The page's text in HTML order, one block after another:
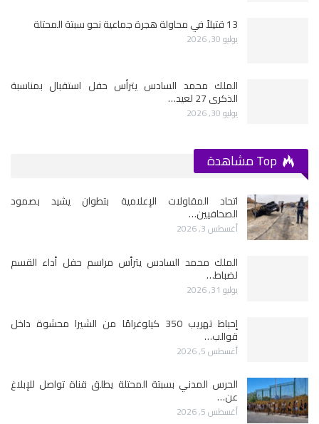
13 قتيلاً في محاولة هجرة جماعية نحو سبتة المحتلة
يوليو 30, 2026
الملك محمد السادس يترأس حفل استقبال بمناسبة
الذكرى 27 لعيد…
يوليو 30, 2026
اتحاد المقاولات الإعلامية بتطوان يشيد بصمود
الصحافيين…
أغسطس 3, 2026
الملك محمد السادس يترأس مراسم حفل أداء القسم
لضباط…
يوليو 31, 2026
إحباط تهريب 350 كيلوغرامًا من الشيرا محشوة داخل
قوالب…
أغسطس 5, 2026
الحرس المدني بسبتة المحتلة يطلق قناة تواصل للإبلاغ
عن…
أغسطس 5, 2026